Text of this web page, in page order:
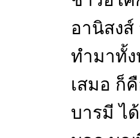
อานิสงส์
ทำมาทั้ง
เสมอ ก็
บารมี ไ